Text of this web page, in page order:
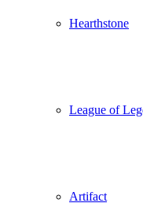
Hearthstone
League of
Artifact